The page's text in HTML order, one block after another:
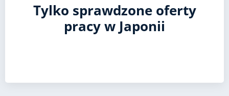
Tylko sprawdzone oferty
pracy w Japonii